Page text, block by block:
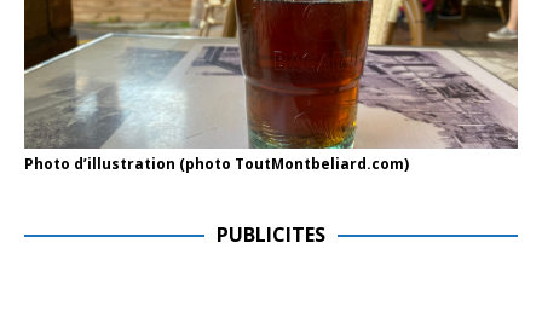
Photo d’illustration (photo ToutMontbeliard.com)
PUBLICITES